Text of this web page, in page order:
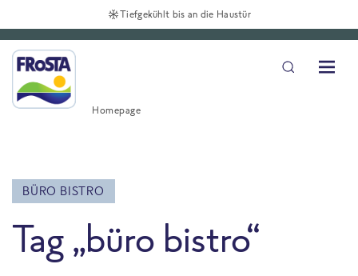
Tiefgekühlt bis an die Haustür
Homepage
BÜRO BISTRO
Tag „büro bistro“